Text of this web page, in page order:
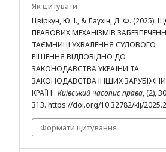
Як цитувати
Цвіркун, Ю. І., & Лаухін, Д. Ф. (2025).
ПРАВОВИХ МЕХАНІЗМІВ
ТАЄМНИЦІ УХВАЛЕННЯ СУДОВОГО
РІШЕННЯ ВІДПОВІДНО ДО
ЗАКОНОДАВСТВА УКРАЇНИ ТА
ЗАКОНОДАВСТВА ІНШИХ
КРАЇН . Київський часопис права, (2),
313. https://doi.org/10.32782/klj/
Формати цитування